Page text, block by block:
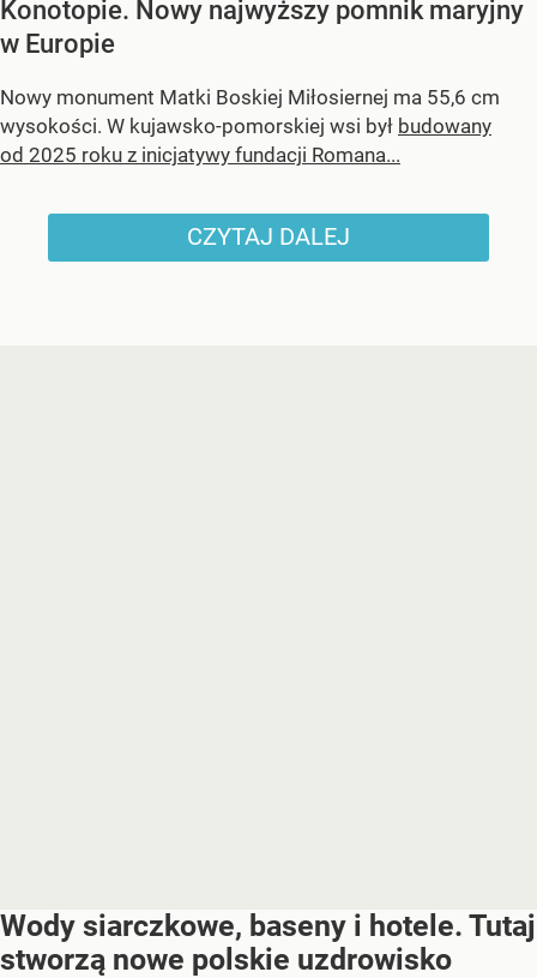
Konotopie. Nowy najwyższy pomnik maryjny
w Europie
Nowy monument Matki Boskiej Miłosiernej ma 55,6 cm
wysokości. W kujawsko-pomorskiej wsi był budowany
od 2025 roku z inicjatywy fundacji Romana...
CZYTAJ DALEJ
Wody siarczkowe, baseny i hotele. Tutaj
stworzą nowe polskie uzdrowisko